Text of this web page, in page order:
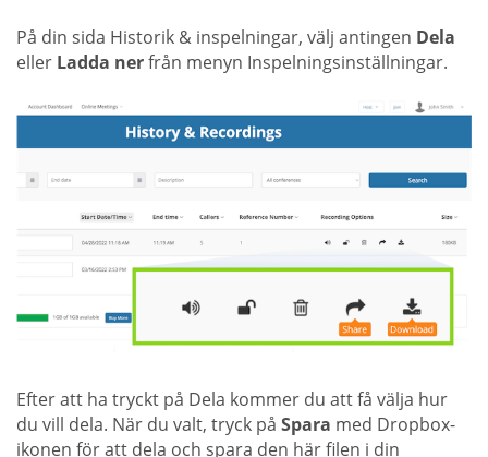
På din sida Historik & inspelningar, välj antingen Dela
eller Ladda nerfrån menyn Inspelningsinställningar.
Efter att ha tryckt på Dela kommer du att få välja hur
du vill dela. När du valt, tryck på Spara med Dropbox-
ikonen för att dela och spara den här filen i din